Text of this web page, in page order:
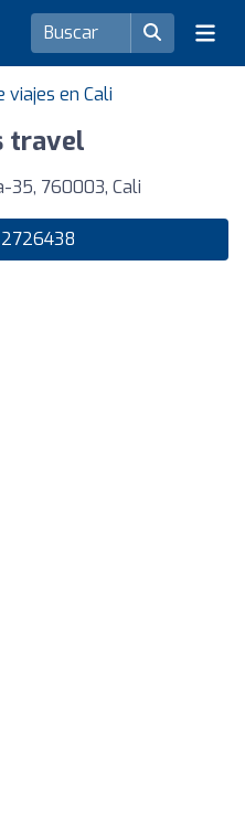
viajes en Cali
travel
35, 760003, Cali